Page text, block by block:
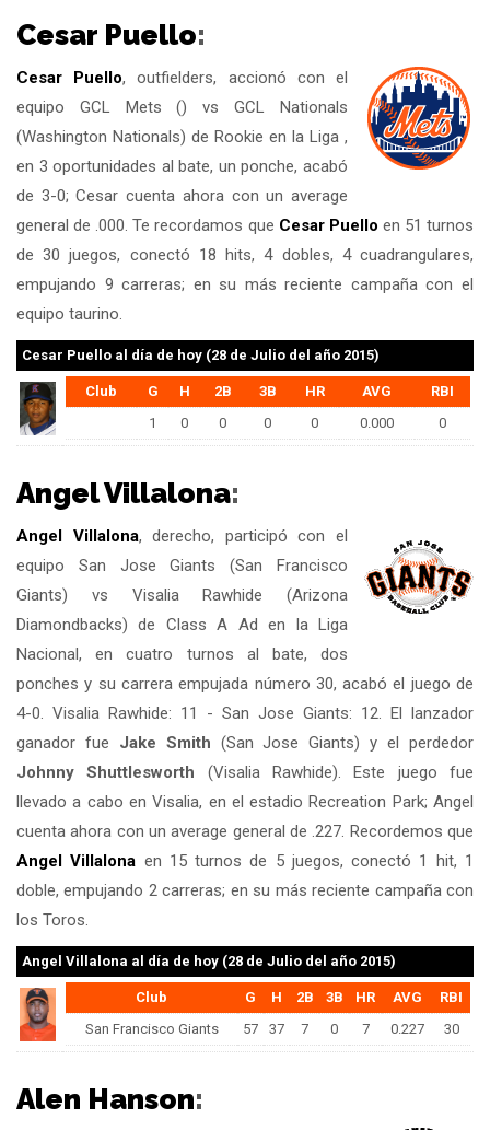
Cesar Puello:
Cesar Puello, outfielders, accionó con el
equipo GCL Mets () vs GCL Nationals
(Washington Nationals) de Rookie en la Liga ,
en 3 oportunidades al bate, un ponche, acabó
de 3-0; Cesar cuenta ahora con un average
general de .000. Te recordamos que Cesar Puello en 51 turnos
de 30 juegos, conectó 18 hits, 4 dobles, 4 cuadrangulares,
empujando 9 carreras; en su más reciente campaña con el
equipo taurino.
Cesar Puello al día de hoy (28 de Julio del año 2015)
Club G H 2B 3B HR AVG
RBI
1
0 0 0 0 0.000 0
Angel Villalona:
Angel Villalona, derecho, participó con el
equipo San Jose Giants (San Francisco
Giants) vs Visalia Rawhide (Arizona
Diamondbacks) de Class A Ad en la Liga
Nacional, en cuatro turnos al bate, dos
ponches y su carrera empujada número 30, acabó el juego de
4-0. Visalia Rawhide: 11 - San Jose Giants: 12. El lanzador
ganador fue Jake Smith (San Jose Giants) y el perdedor
Johnny Shuttlesworth (Visalia Rawhide). Este juego fue
llevado a cabo en Visalia, en el estadio Recreation Park; Angel
cuenta ahora con un average general de .227. Recordemos que
Angel Villalona en 15 turnos de 5 juegos, conectó 1 hit, 1
doble, empujando 2 carreras; en su más reciente campaña con
los Toros.
Angel Villalona al día de hoy (28 de Julio del año 2015)
Club G H 2B 3B HR AVG
RBI
San Francisco Giants
57 37 7 0 7 0.227 30
Alen Hanson: